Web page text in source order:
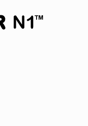
aceite de naranja.